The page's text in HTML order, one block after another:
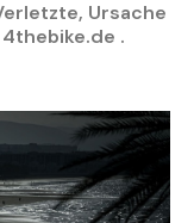
Ursache
.